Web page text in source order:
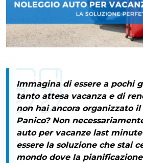
Immagina di essere a pochi
tanto attesa vacanza e di
non hai ancora organizzato il
Panico? Non
auto per vacanze last minute
essere la soluzione che stai
mondo dove la